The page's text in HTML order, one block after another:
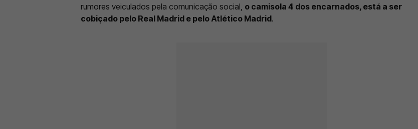
rumores veiculados pela comunicação social, o camisola 4 dos encarnados, está a ser
cobiçado pelo Real Madrid e pelo Atlético Madrid.